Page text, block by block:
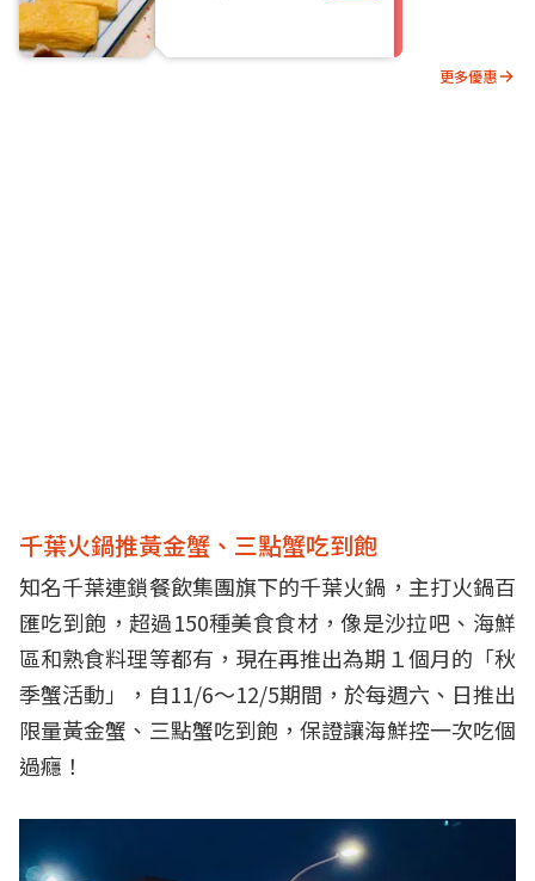
更多優惠
千葉火鍋推黃金蟹、三點蟹吃到飽
知名千葉連鎖餐飲集團旗下的千葉火鍋，主打火鍋百
匯吃到飽，超過150種美食食材，像是沙拉吧、海鮮
區和熟食料理等都有，現在再推出為期１個月的「秋
季蟹活動」，自11/6～12/5期間，於每週六、日推出
限量黃金蟹、三點蟹吃到飽，保證讓海鮮控一次吃個
過癮！